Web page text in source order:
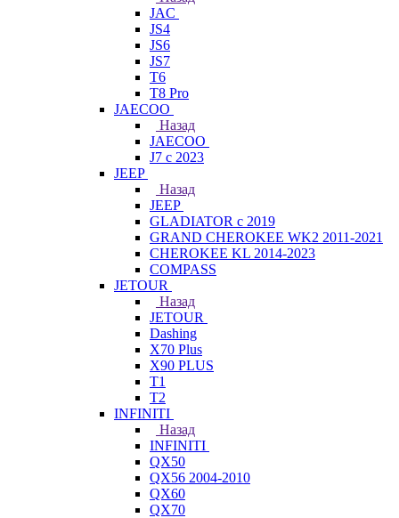
JAC
JS4
JS6
JS7
T6
T8 Pro
JAECOO
Назад
JAECOO
J7 с 2023
JEEP
Назад
JEEP
GLADIATOR с 2019
GRAND CHEROKEE WK2 2011-2021
CHEROKEE KL 2014-2023
COMPASS
JETOUR
Назад
JETOUR
Dashing
X70 Plus
X90 PLUS
T1
T2
INFINITI
Назад
INFINITI
QX50
QX56 2004-2010
QX60
QX70